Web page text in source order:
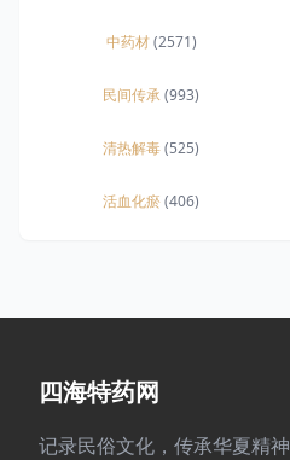
中药材(2571)
民间传承(993)
清热解毒(525)
活血化瘀(406)
四海特药网
记录民俗文化，传承华夏精神